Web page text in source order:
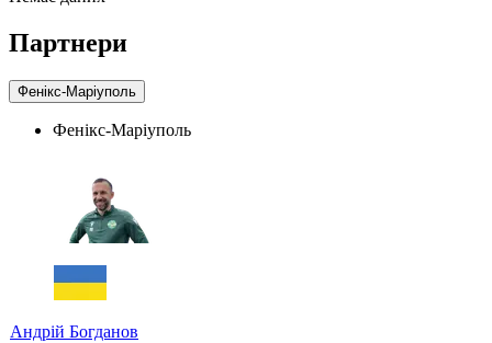
Партнери
Фенікс-Маріуполь
Фенікс-Маріуполь
Андрій Богданов